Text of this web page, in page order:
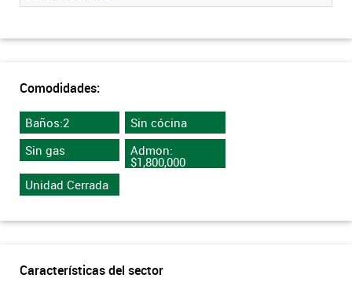
Comodidades:
Baños:2
Sin cócina
Sin gas
Admon:
$1,800,000
Unidad Cerrada
Características del sector